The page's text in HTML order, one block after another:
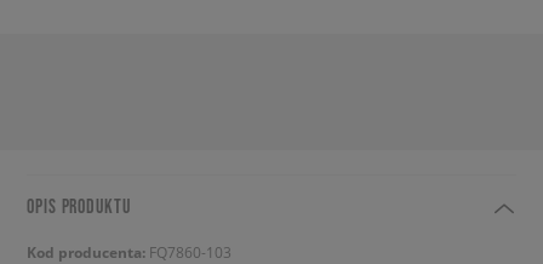
OPIS PRODUKTU
Kod producenta: FQ7860-103